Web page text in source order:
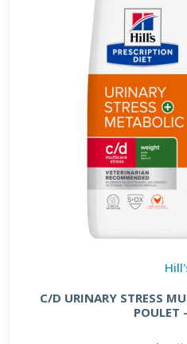
C/D URINARY STRESS
POULET